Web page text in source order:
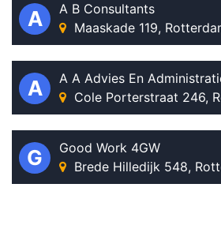
A
A B Consultants
Maaskade 119,
A
A A Advies En
Cole Porterstraat 246,
G
Good Work 4GW
Brede Hilledijk 548,